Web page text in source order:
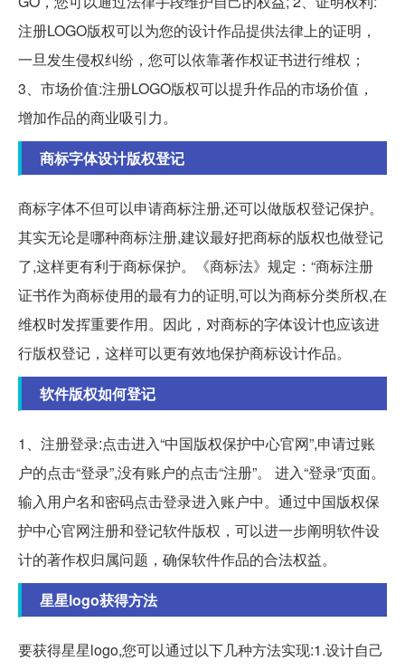
注册LOGO版权可以为您的设计作品提供法律上的证明，
一旦发生侵权纠纷，您可以依靠著作权证书进行维权；
3、市场价值:注册LOGO版权可以提升作品的市场价值，
增加作品的商业吸引力。
商标字体设计版权登记
商标字体不但可以申请商标注册,还可以做版权登记保护。
其实无论是哪种商标注册,建议最好把商标的版权也做登记
了,这样更有利于商标保护。《商标法》规定：“商标注册
证书作为商标使用的最有力的证明,可以为商标分类所权,在
维权时发挥重要作用。因此，对商标的字体设计也应该进
行版权登记，这样可以更有效地保护商标设计作品。
软件版权如何登记
1、注册登录:点击进入“中国版权保护中心官网”,申请过账
户的点击“登录”,没有账户的点击“注册”。 进入“登录”页面。
输入用户名和密码点击登录进入账户中。通过中国版权保
护中心官网注册和登记软件版权，可以进一步阐明软件设
计的著作权归属问题，确保软件作品的合法权益。
星星logo获得方法
要获得星星logo,您可以通过以下几种方法实现:1.设计自己